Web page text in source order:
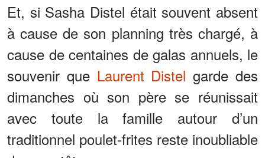
Et, si Sasha Distel était souvent absent
à cause de son planning très chargé, à
cause de centaines de galas annuels, le
souvenir que Laurent Distel garde des
dimanches où son père se réunissait
avec toute la famille autour d’un
traditionnel poulet-frites reste inoubliable